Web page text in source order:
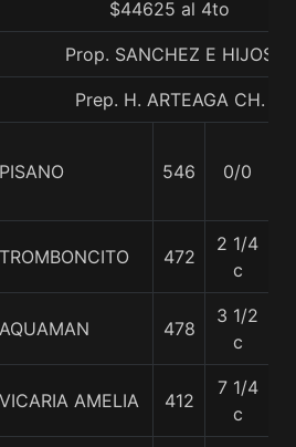
$44625 al 4to
Prop. SANCHEZ E HIJOS
Prep. H. ARTEAGA CH.
PISANO 546 0/0
TROMBONCITO 472
2 1/4
c
AQUAMAN 478
3 1/2
c
VICARIA AMELIA 412
7 1/4
c